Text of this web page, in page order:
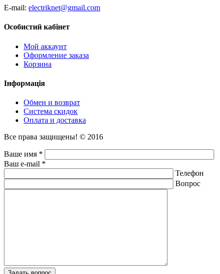
E-mail: electriknet@gmail.com
Особистий кабінет
Мой аккаунт
Оформление заказа
Корзина
Інформація
Обмен и возврат
Система скидок
Оплата и доставка
Все права защищены! © 2016
Ваше имя *
Ваш e-mail *
Телефон
Вопрос